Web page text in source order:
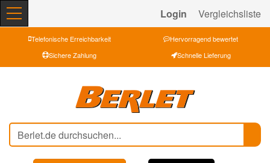
Login Vergleichsliste
Telefonische Erreichbarkeit
Hervorragend bewertet
Sichere Zahlung
Schnelle Lieferung